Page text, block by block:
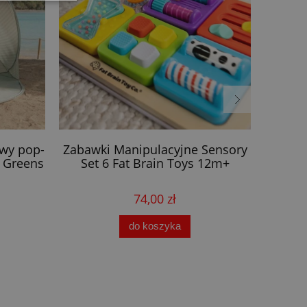
pop-
Zabawki Manipulacyjne Sensory
Set 6 Fat Brain Toys 12m+
74,00 zł
do koszyka